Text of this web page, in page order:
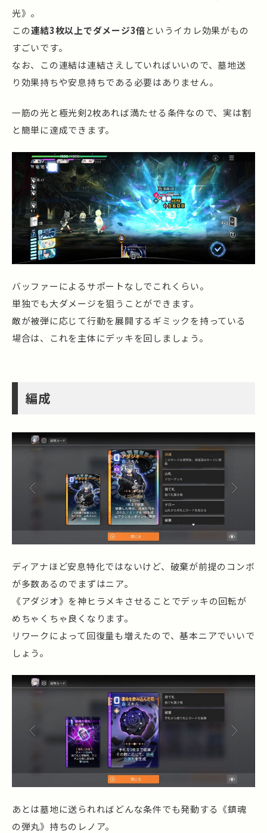
光》。
この連結3枚以上でダメージ3倍というイカレ効果がもの
すごいです。
なお、この連結は連結さえしていればいいので、墓地送
り効果持ちや安息持ちである必要はありません。
一筋の光と極光剣2枚あれば満たせる条件なので、実は割
と簡単に達成できます。
バッファーによるサポートなしでこれくらい。
単独でも大ダメージを狙うことができます。
敵が被弾に応じて行動を展開するギミックを持っている
場合は、これを主体にデッキを回しましょう。
編成
ディアナほど安息特化ではないけど、破棄が前提のコンボ
が多数あるのでまずはニア。
《アダジオ》を神ヒラメキさせることでデッキの回転が
めちゃくちゃ良くなります。
リワークによって回復量も増えたので、基本ニアでいいで
しょう。
あとは墓地に送られればどんな条件でも発動する《鎮魂
の弾丸》持ちのレノア。